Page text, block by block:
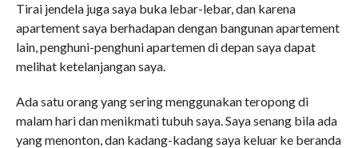
Tirai jendela juga saya buka lebar-lebar, dan karena
apartement saya berhadapan dengan bangunan apartement
lain, penghuni-penghuni apartemen di depan saya dapat
melihat ketelanjangan saya.
Ada satu orang yang sering menggunakan teropong di
malam hari dan menikmati tubuh saya. Saya senang bila ada
yang menonton, dan kadang-kadang saya keluar ke beranda